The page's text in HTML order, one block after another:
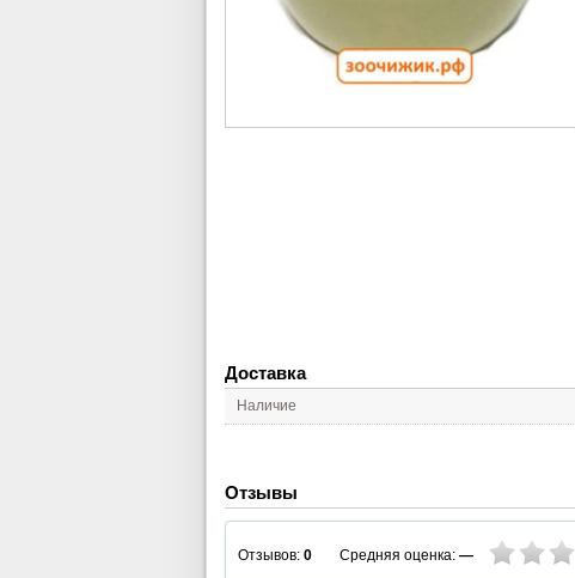
Доставка
Наличие
Отзывы
Отзывов: 0 Средняя оценка: —